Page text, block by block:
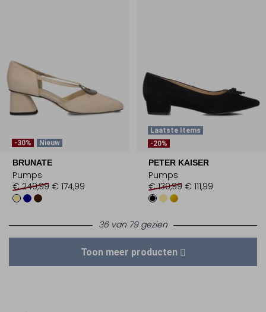
-30% Nieuw
BRUNATE
Pumps
€ 249,99 € 174,99
Laatste Items
-20%
PETER KAISER
Pumps
€ 139,99 € 111,99
36 van 79 gezien
Toon meer producten